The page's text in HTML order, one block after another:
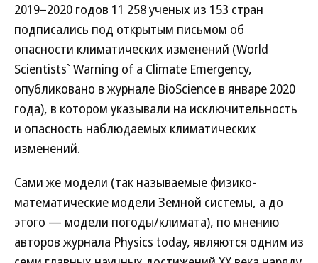
2019–2020 годов 11 258 ученых из 153 стран
подписались под открытым письмом об
опасности климатических изменений (World
Scientists` Warning of a Climate Emergency,
опубликовано в журнале BioScience в январе 2020
года), в котором указывали на исключительность
и опасность наблюдаемых климатических
изменений.
Сами же модели (так называемые физико-
математические модели Земной системы, а до
этого — модели погоды/климата), по мнению
авторов журнала Physics today, являются одним из